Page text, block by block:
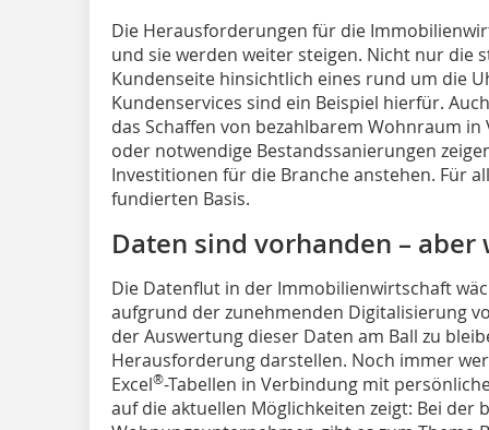
Die Herausforderungen für die
und sie werden weiter steigen. Nicht nur die
Kundenseite hinsichtlich eines rund um die
Kundenservices sind ein Beispiel hierfür.
das Schaffen von bezahlbarem Wohnraum
oder notwendige Bestandssanierungen
Investitionen für die Branche anstehen. Für
fundierten Basis.
Daten sind vorhanden – aber
Die Datenflut in der Immobilienwirtschaft
aufgrund der zunehmenden Digitalisierung
der Auswertung dieser Daten am Ball zu
Herausforderung darstellen. Noch immer
Excel®-Tabellen in Verbindung mit
auf die aktuellen Möglichkeiten zeigt: Bei der